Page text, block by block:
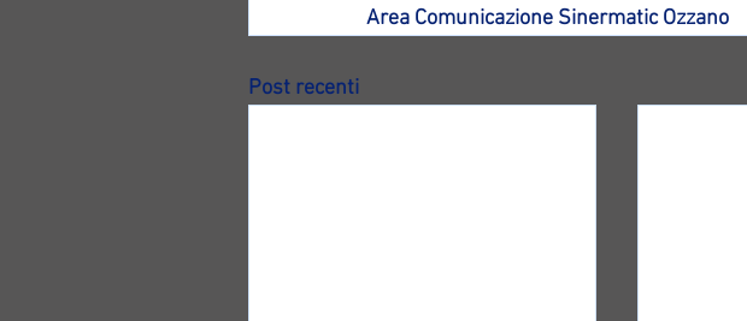
Area Comunicazione Sinermatic Ozzano
Post recenti